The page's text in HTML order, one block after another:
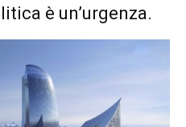
è un’urgenza.